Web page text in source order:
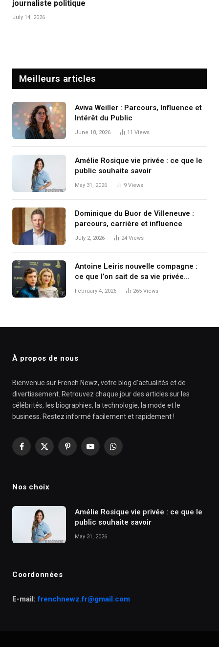
journaliste politique
July 14, 2026
Meilleurs articles
Aviva Weiller : Parcours, Influence et
Intérêt du Public
June 18, 2026 11 Views
Amélie Rosique vie privée : ce que le
public souhaite savoir
May 31, 2026 9 Views
Dominique du Buor de Villeneuve :
parcours, carrière et influence
July 2, 2026 24 Views
Antoine Leiris nouvelle compagne :
ce que l’on sait de sa vie privée
aujourd’hui
February 4, 2026 265 Views
À propos de nous
Bienvenue sur French Newz, votre blog d’actualités et de
divertissement. Retrouvez chaque jour des articles sur les
célébrités, les biographies, la technologie, la mode et le
business. Restez informé facilement et rapidement !
Facebook
X
PinterestYouTubeWhatsApp
Nos choix
Amélie Rosique vie privée : ce que le
public souhaite savoir
May 31, 2026
Coordonnées
E-mail:frenchnewz.fr@gmail.com